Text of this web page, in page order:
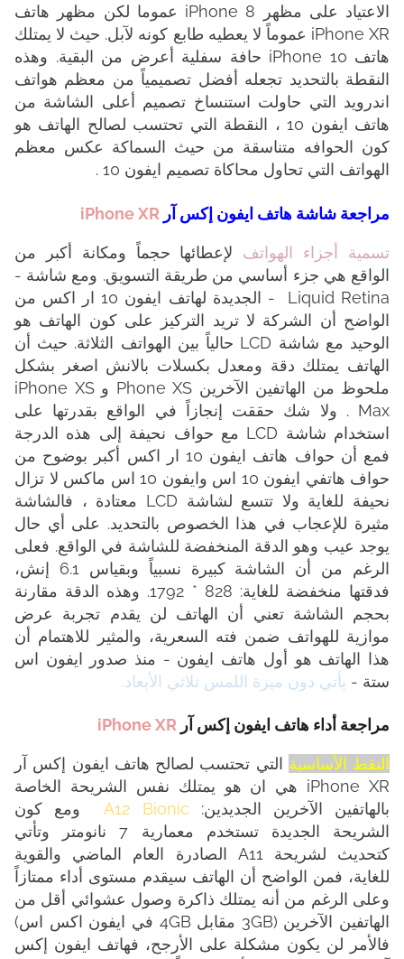
الاعتياد على مظهر iPhone 8 عموما لكن مظهر هاتف
iPhone XR عموماً لا يعطيه طابع كونه لآبل. حيث لا يمتلك
هاتف iPhone 10 حافة سفلية أعرض من البقية. وهذه
النقطة بالتحديد تجعله أفضل تصميمياً من معظم هواتف
اندرويد التي حاولت استنساخ تصميم أعلى الشاشة من
هاتف ايفون 10 ، النقطة التي تحتسب لصالح الهاتف هو
كون الحوافه متناسقة من حيث السماكة عكس معظم
الهواتف التي تحاول محاكاة تصميم ايفون 10 .
مراجعة شاشة هاتف ايفون إكس آر
تسمية أجزاء الهواتف لإعطائها حجماً ومكانة أكبر من
الواقع هي جزء أساسي من طريقة التسويق. ومع شاشة -
Liquid Retina - الجديدة لهاتف ايفون 10 ار اكس من
الواضح أن الشركة لا تريد التركيز على كون الهاتف هو
الوحيد مع شاشة LCD حالياً بين الهواتف الثلاثة. حيث أن
الهاتف يمتلك دقة ومعدل بكسلات بالانش اصغر بشكل
ملحوظ من الهاتفين الآخرين Phone XS و iPhone XS
Max . ولا شك حققت إنجازاً في الواقع بقدرتها على
استخدام شاشة LCD مع حواف نحيفة إلى هذه الدرجة
فمع أن حواف هاتف ايفون 10 ار اكس أكبر بوضوح من
حواف هاتفي ايفون 10 اس وايفون 10 اس ماكس لا تزال
نحيفة للغاية ولا تتسع لشاشة LCD معتادة ، فالشاشة
مثيرة للإعجاب في هذا الخصوص بالتحديد. على أي حال
يوجد عيب وهو الدقة المنخفضة للشاشة في الواقع. فعلى
الرغم من أن الشاشة كبيرة نسبياً وبقياس 6.1 إنش،
فدقتها منخفضة للغاية: 828 * 1792. وهذه الدقة مقارنة
بحجم الشاشة تعني أن الهاتف لن يقدم تجربة عرض
موازية للهواتف ضمن فته السعرية، والمثير للاهتمام أن
هذا الهاتف هو أول هاتف ايفون - منذ صدور ايفون اس
ستة - يأتي دون ميزة اللمس ثلاثي الأبعاد.
مراجعة أداء هاتف ايفون إكس آر
النقط الأساسية التي تحتسب لصالح هاتف ايفون إكس آر
iPhone XR هي ان هو يمتلك نفس الشريحة الخاصة
بالهاتفين الآخرين الجديدين: A12 Bionic
ومع كون
الشريحة الجديدة تستخدم معمارية 7 نانومتر وتأتي
كتحديث لشريحة A11 الصادرة العام الماضي والقوية
للغاية، فمن الواضح أن الهاتف سيقدم مستوى أداء ممتازاً
وعلى الرغم من أنه يمتلك ذاكرة وصول عشوائي أقل من
الهاتفين الآخرين (3GB مقابل 4GB في ايفون اكس اس)
فالأمر لن يكون مشكلة على الأرجح، فهاتف ايفون إكس